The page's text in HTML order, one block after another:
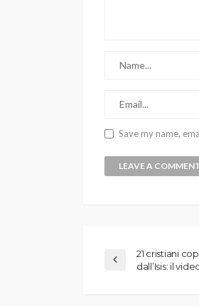
Save my name,
21 cristiani
dall’Isis: il